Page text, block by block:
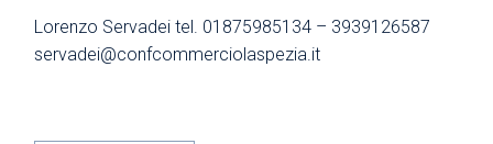
Lorenzo Servadei tel. 01875985134 – 3939126587
servadei@confcommerciolaspezia.it